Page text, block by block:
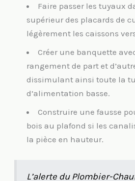
Faire passer les tuyaux
supérieur des placards de
légèrement les caissons
Créer une banquette
rangement de part et
dissimulant ainsi toute la
d’alimentation basse.
Construire une fausse
bois au plafond si les
la pièce en hauteur.
L’alerte du Plombier-